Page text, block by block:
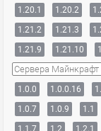
1.20.1
1.20.2
1.21.2
1.21.3
1.21.9
1.21.10
Сервера Майнкрафт
1.0.0
1.0.0.16
1.0.7
1.0.9 1.1
1.1.7
1.2 1.2.1